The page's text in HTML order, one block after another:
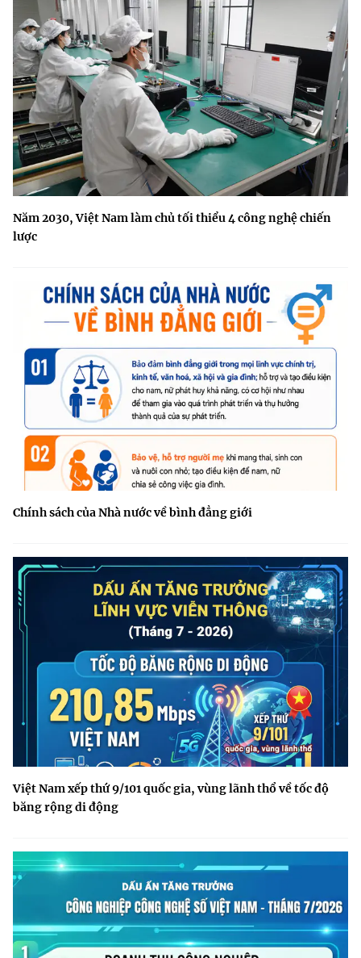
Năm 2030, Việt Nam làm chủ tối thiểu 4 công nghệ chiến
lược
Chính sách của Nhà nước về bình đẳng giới
Việt Nam xếp thứ 9/101 quốc gia, vùng lãnh thổ về tốc độ
băng rộng di động